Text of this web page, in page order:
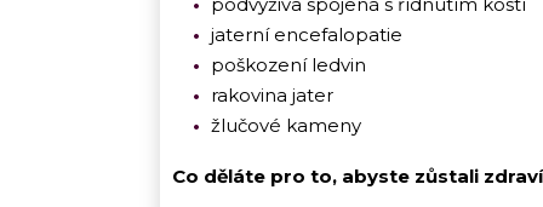
jaterní encefalopatie
poškození ledvin
rakovina jater
žlučové kameny
Co děláte pro to, abyste zůstali